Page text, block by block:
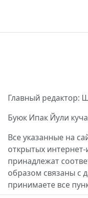
Главный редактор:
Буюк Ипак Йули
Все указанные на
открытых
принадлежат
образом связаны с
принимаете все